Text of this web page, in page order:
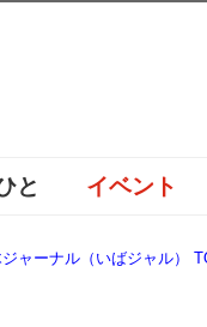
と イベント
ャーナル（いばジャル）